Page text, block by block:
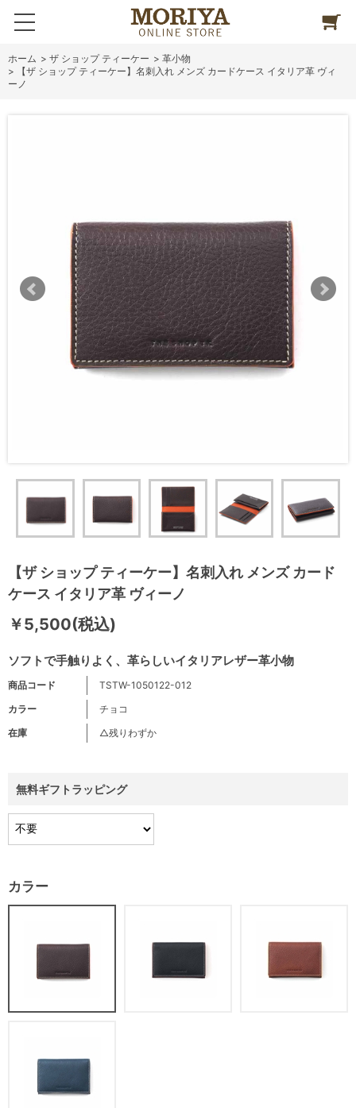
ホーム > ザ ショップ ティーケー > 革小物
>
【ザ ショップ ティーケー】名刺入れ メンズ カードケース イタリア革 ヴィ
ーノ
【ザ ショップ ティーケー】名刺入れ メンズ カード
ケース イタリア革 ヴィーノ
ソフトで手触りよく、革らしいイタリアレザー革小物
￥5,500(税込)
商品コード
TSTW-1050122-012
カラー
チョコ
在庫
△残りわずか
無料ギフトラッピング
カラー